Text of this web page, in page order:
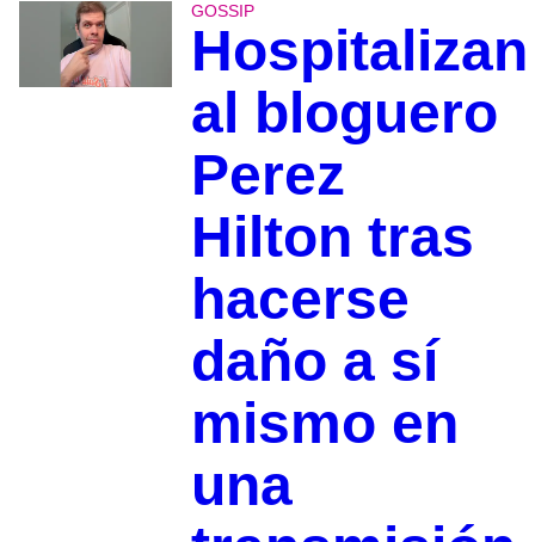
GOSSIP
Hospitalizan
al bloguero
Perez
Hilton tras
hacerse
daño a sí
mismo en
una